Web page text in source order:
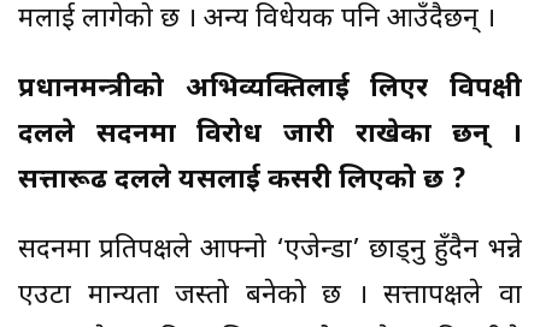
मलाई लागेको छ । अन्य विधेयक पनि आउँदैछन् ।
प्रधानमन्त्रीको अभिव्यक्तिलाई लिएर विपक्षी
दलले सदनमा विरोध जारी राखेका छन् ।
सत्तारूढ दलले यसलाई कसरी लिएको छ ?
सदनमा प्रतिपक्षले आफ्नो ‘एजेन्डा’ छाड्नु हुँदैन भन्ने
एउटा मान्यता जस्तो बनेको छ । सत्तापक्षले वा